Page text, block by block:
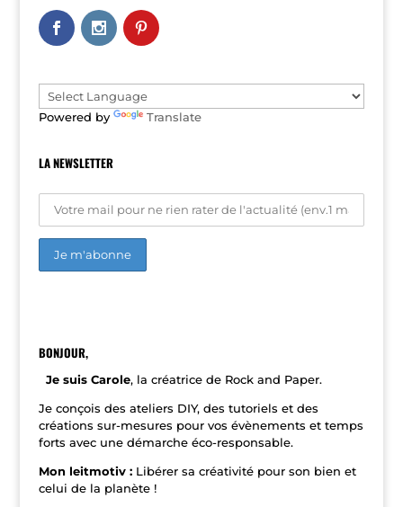
a
t
e
Powered by
Translate
LA NEWSLETTER
n
v
e
:
BONJOUR,
Je suis Carole, la créatrice de Rock and Paper.
Je conçois des ateliers DIY, des tutoriels et des
créations sur-mesures pour vos évènements et temps
forts avec une démarche éco-responsable.
Mon leitmotiv : Libérer sa créativité pour son bien et
celui de la planète !